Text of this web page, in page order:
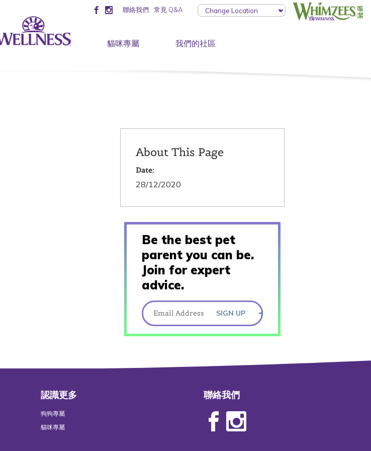
聯絡我們 常見 Q&A
貓咪專屬 我們的社區
About This Page
Date:
28/12/2020
Be the best pet
parent you can be.
Join for expert
advice.
SIGN UP
認識更多
狗狗專屬
貓咪專屬
聯絡我們